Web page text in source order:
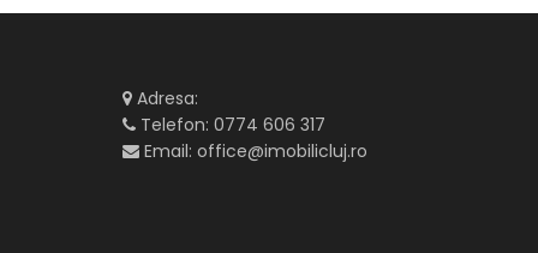
Adresa:
Telefon: 0774 606 317
Email: office@imobilicluj.ro